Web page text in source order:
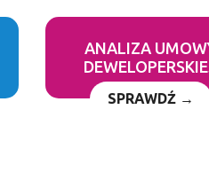
ANALIZA
SPRAWDŹ →